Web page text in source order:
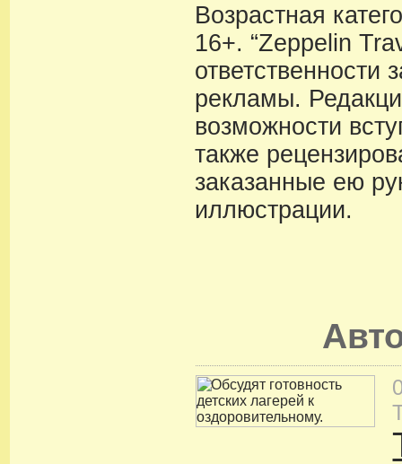
Возрастная
16+. “Zeppelin
ответственности
рекламы.
возможности
также
заказанные ею
иллюстрации.